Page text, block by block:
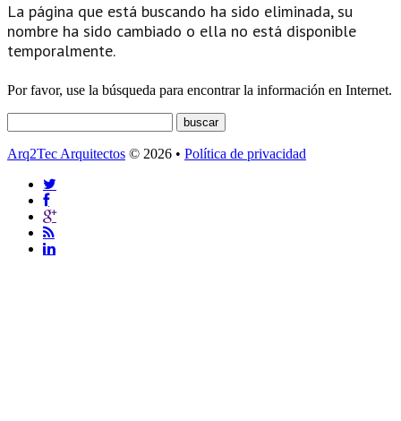
La página que está buscando ha sido eliminada, su
nombre ha sido cambiado o ella no está disponible
temporalmente.
Por favor, use la búsqueda para encontrar la información en Internet.
Arq2Tec Arquitectos © 2026 • Política de privacidad